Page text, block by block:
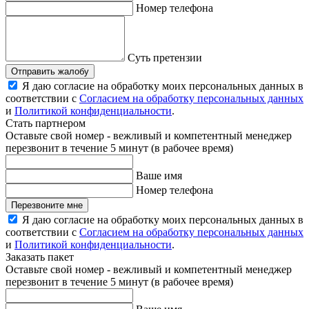
Номер телефона
Суть претензии
Отправить жалобу
Я даю согласие на обработку моих персональных данных в
соответствии с Согласием на обработку персональных данных
и Политикой конфиденциальности.
Стать партнером
Оставьте свой номер - вежливый и компетентный менеджер
перезвонит в течение 5 минут (в рабочее время)
Ваше имя
Номер телефона
Перезвоните мне
Я даю согласие на обработку моих персональных данных в
соответствии с Согласием на обработку персональных данных
и Политикой конфиденциальности.
Заказать пакет
Оставьте свой номер - вежливый и компетентный менеджер
перезвонит в течение 5 минут (в рабочее время)